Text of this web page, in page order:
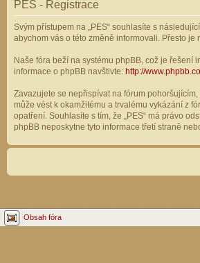
PES - Registrace
Svým přístupem na „PES“ souhlasíte s
abychom vás o této změně informovali. Přesto je
Naše fóra beží na systému phpBB, což je řešení
informace o phpBB navštivte: http://
Zavazujete se nepřispívat na fórum
může vést k okamžitému a trvalému vykázání z
opatření. Souhlasíte s tím, že „PES“ má právo
phpBB neposkytne tyto informace třetí straně
Obsah fóra